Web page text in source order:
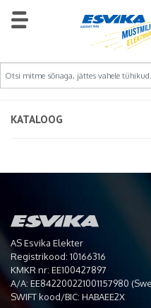
KATALOOG
AS Esvika Elekter
Registrikood: 10166316
KMKR nr: EE100427897
A/A: EE842200221001157980
SWIFT kood/BIC: HABAEE2X